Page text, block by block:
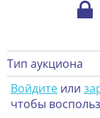
Тип аукциона
Войдите или
чтобы